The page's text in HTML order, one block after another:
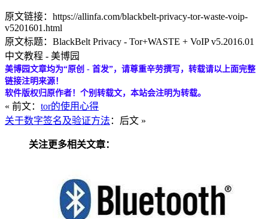
原文链接：https://allinfa.com/blackbelt-privacy-tor-waste-voip-
v5201601.html
原文标题：BlackBelt Privacy - Tor+WASTE + VoIP v5.2016.01
中文教程 - 美博园
美博园文章均为“原创 - 首发”，请尊重辛劳撰写，转载请以上面完整
链接注明来源！
软件版权归原作者！个别转载文，本站会注明为转载。
« 前文： tor的使用心得
关于数字签名及验证方法 ：后文 »
关注更多相关文章：